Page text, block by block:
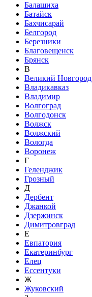
Балашиха
Батайск
Бахчисарай
Белгород
Березники
Благовещенск
Брянск
В
Великий Новгород
Владикавказ
Владимир
Волгоград
Волгодонск
Волжск
Волжский
Вологда
Воронеж
Г
Геленджик
Грозный
Д
Дербент
Джанкой
Дзержинск
Димитровград
Е
Евпатория
Екатеринбург
Елец
Ессентуки
Ж
Жуковский